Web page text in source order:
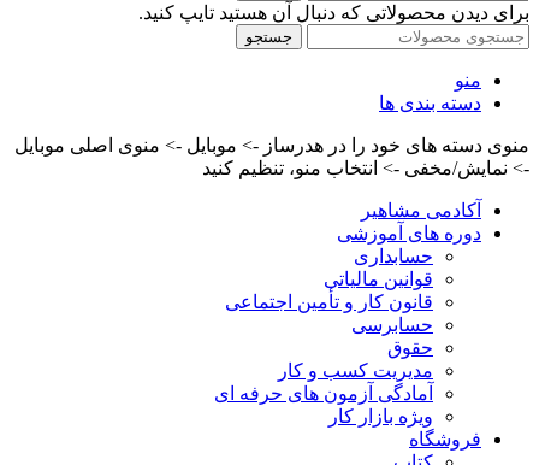
برای دیدن محصولاتی که دنبال آن هستید تایپ کنید.
جستجو
منو
دسته بندی ها
منوی دسته های خود را در هدرساز -> موبایل -> منوی اصلی موبایل
-> نمایش/مخفی -> انتخاب منو، تنظیم کنید
آکادمی مشاهیر
دوره های آموزشی
حسابداری
قوانین مالیاتی
قانون کار و تأمین اجتماعی
حسابرسی
حقوق
مدیریت کسب و کار
آمادگی آزمون های حرفه ای
ویژه بازار کار
فروشگاه